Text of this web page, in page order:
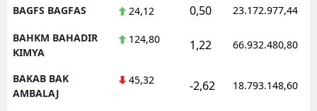
BAGFS BAGFAS 24,12 0,50 23.172.977,44
BAHKM BAHADIR
KIMYA
124,80 1,22 66.932.480,80
BAKAB BAK
AMBALAJ
45,32 -2,62 18.793.148,60